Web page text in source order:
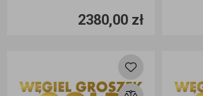
2380,00 zł